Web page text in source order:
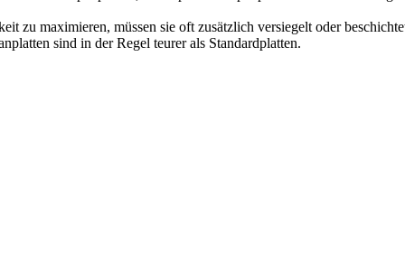
zu maximieren, müssen sie oft zusätzlich versiegelt oder
sind in der Regel teurer als Standardplatten.